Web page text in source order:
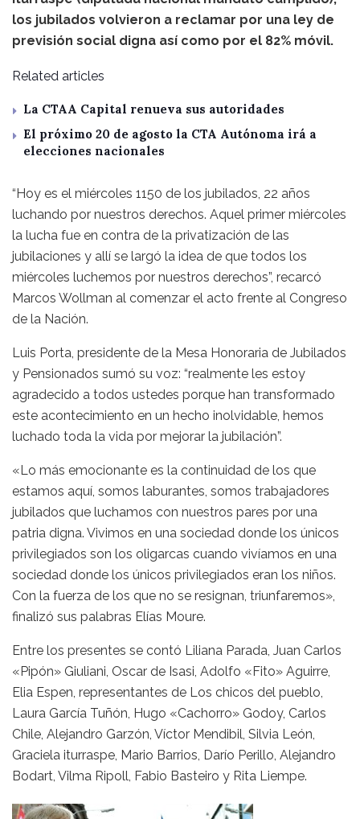
los jubilados volvieron a reclamar por una ley de
previsión social digna así como por el 82% móvil.
Related articles
La CTAA Capital renueva sus autoridades
El próximo 20 de agosto la CTA Autónoma irá a
elecciones nacionales
“Hoy es el miércoles 1150 de los jubilados, 22 años
luchando por nuestros derechos. Aquel primer miércoles
la lucha fue en contra de la privatización de las
jubilaciones y allí se largó la idea de que todos los
miércoles luchemos por nuestros derechos”, recarcó
Marcos Wollman al comenzar el acto frente al Congreso
de la Nación.
Luis Porta, presidente de la Mesa Honoraria de Jubilados
y Pensionados sumó su voz: “realmente les estoy
agradecido a todos ustedes porque han transformado
este acontecimiento en un hecho inolvidable, hemos
luchado toda la vida por mejorar la jubilación”.
«Lo más emocionante es la continuidad de los que
estamos aquí, somos laburantes, somos trabajadores
jubilados que luchamos con nuestros pares por una
patria digna. Vivimos en una sociedad donde los únicos
privilegiados son los oligarcas cuando vivíamos en una
sociedad donde los únicos privilegiados eran los niños.
Con la fuerza de los que no se resignan, triunfaremos»,
finalizó sus palabras Elías Moure.
Entre los presentes se contó Liliana Parada, Juan Carlos
«Pipón» Giuliani, Oscar de Isasi, Adolfo «Fito» Aguirre,
Elia Espen, representantes de Los chicos del pueblo,
Laura García Tuñón, Hugo «Cachorro» Godoy, Carlos
Chile, Alejandro Garzón, Víctor Mendibil, Silvia León,
Graciela iturraspe, Mario Barrios, Darío Perillo, Alejandro
Bodart, Vilma Ripoll, Fabio Basteiro y Rita Liempe.